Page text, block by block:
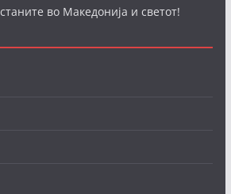
во Македонија и светот!